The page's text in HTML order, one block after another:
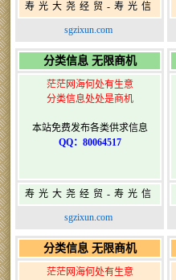
寿光大尧经贸-寿光信
息网-免费信息发布网-
sgzixun.com
分类信息 无限商机
茫茫网海何处有生意
分类信息处处是商机
本站免费发布各类供求信息
QQ：80064517
寿光大尧经贸-寿光信
息网-免费信息发布网-
sgzixun.com
分类信息 无限商机
茫茫网海何处有生意